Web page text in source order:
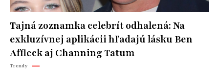
Tajná zoznamka celebrít odhalená: Na
exkluzívnej aplikácii hľadajú lásku Ben
Affleck aj Channing Tatum
Trendy